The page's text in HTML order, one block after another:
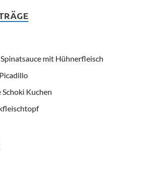
mit Hühnerfleisch
Kuchen